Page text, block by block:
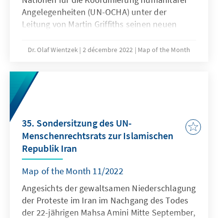
Angelegenheiten (UN-OCHA) unter der
Leitung von Martin Griffiths seinen neuen
das Jahr 2023 vor. Im kommenden Jahr geht
20% auf 339 Millionen Menschen aus, das ist
1/23 Personen weltweit. Um die Bedürftigsten
230 Millionen in 69 Ländern zu erreichen,
oder 25% mehr als noch im Jahr zuvor. Allein
in den letzten 5 Jahren hat sich die Zahl
bedürftiger Menschen verdoppelt. Während
die benötigten Gelder entsprechend massiv in
die Höhe kletterten, blieb der Kreis der
Geberländer relativ klein (die USA stellen
nahezu die Hälfte der bisherigen Mittel,
Deutschland ist mit Abstand zweitgrößter
Dr. Olaf Wientzek 2 décembre 2022 Map of the Month
35. Sondersitzung des UN-
Menschenrechtsrats zur Islamischen
Republik Iran
Map of the Month 11/2022
Angesichts der gewaltsamen Niederschlagung
der Proteste im Iran im Nachgang des Todes
der 22-jährigen Mahsa Amini Mitte September,